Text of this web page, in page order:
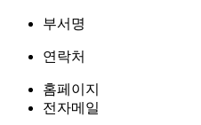
부서명
연락처
홈페이지
전자메일